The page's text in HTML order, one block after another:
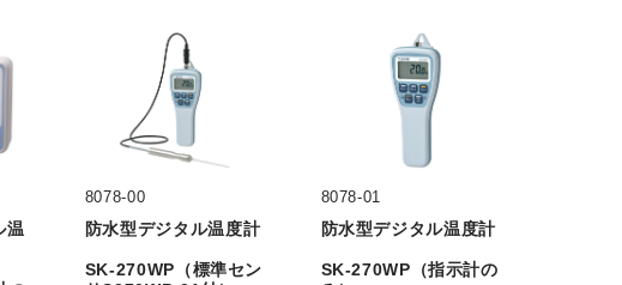
温
8078-00
防水型デジタル温度計
SK-270WP（標準セン
8078-01
防水型デジタル温度計
SK-270WP（指示計の